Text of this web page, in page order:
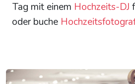
Tag mit einem Hochzeits-DJ
oder buche